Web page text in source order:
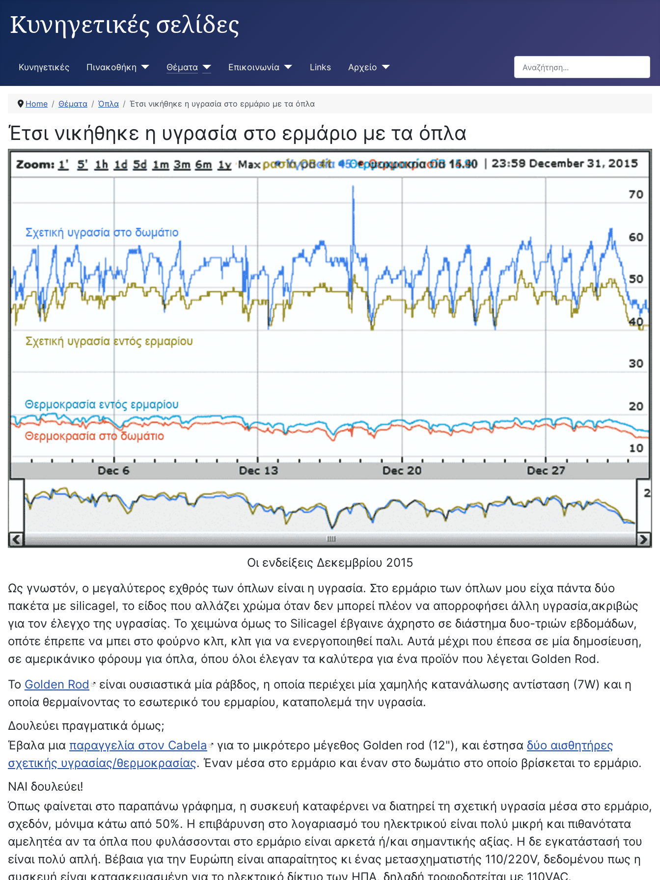
Κυνηγετικές σελίδες
Κυνηγετικές Πινακοθήκη Θέματα Επικοινωνία Links Αρχείο
Αναζήτηση...
Home Θέματα Όπλα Έτσι νικήθηκε η υγρασία στο ερμάριο με τα όπλα
Έτσι νικήθηκε η υγρασία στο ερμάριο με τα όπλα
Οι ενδείξεις Δεκεμβρίου 2015
Ως γνωστόν, ο μεγαλύτερος εχθρός των όπλων είναι η υγρασία. Στο ερμάριο των όπλων μου είχα πάντα δύο
πακέτα με silicagel, το είδος που αλλάζει χρώμα όταν δεν μπορεί πλέον να απορροφήσει άλλη υγρασία,ακριβώς
για τον έλεγχο της υγρασίας. Το χειμώνα όμως το Silicagel έβγαινε άχρηστο σε διάστημα δυο-τριών εβδομάδων,
οπότε έπρεπε να μπει στο φούρνο κλπ, κλπ για να ενεργοποιηθεί παλι. Αυτά μέχρι που έπεσα σε μία δημοσίευση,
σε αμερικάνικο φόρουμ για όπλα, όπου όλοι έλεγαν τα καλύτερα για ένα προϊόν που λέγεται Golden Rod.
Το Golden Rod
είναι ουσιαστικά μία ράβδος, η οποία περιέχει μία χαμηλής κατανάλωσης αντίσταση (7W) και η
οποία θερμαίνοντας το εσωτερικό του ερμαρίου, καταπολεμά την υγρασία.
Δουλεύει πραγματικά όμως;
Έβαλα μια παραγγελία στον Cabela για το μικρότερο μέγεθος Golden rod (12"), και έστησα δύο αισθητήρες
σχετικής υγρασίας/θερμοκρασίας. Έναν μέσα στο ερμάριο και έναν στο δωμάτιο στο οποίο βρίσκεται το ερμάριο.
ΝΑΙ δουλεύει!
Όπως φαίνεται στο παραπάνω γράφημα, η συσκευή καταφέρνει να διατηρεί τη σχετική υγρασία μέσα στο ερμάριο,
σχεδόν, μόνιμα κάτω από 50%. Η επιβάρυνση στο λογαριασμό του ηλεκτρικού είναι πολύ μικρή και πιθανότατα
αμελητέα αν τα όπλα που φυλάσσονται στο ερμάριο είναι αρκετά ή/και σημαντικής αξίας. Η δε εγκατάστασή του
είναι πολύ απλή. Βέβαια για την Ευρώπη είναι απαραίτητος κι ένας μετασχηματιστής 110/220V, δεδομένου πως η
συσκευή είναι κατασκευασμένη για το ηλεκτρικό δίκτυο των ΗΠΑ, δηλαδή τροφοδοτείται με 110VAC.